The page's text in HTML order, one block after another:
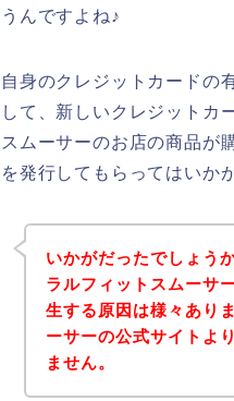
んですよね♪
身のクレジットカードの
て、新しいクレジットカ
ムーサーのお店の商品が
発行してもらってはいか
いかがだったでしょう
ラルフィットスムーサ
生する原因は様々あり
ーサーの公式サイトよ
ません。